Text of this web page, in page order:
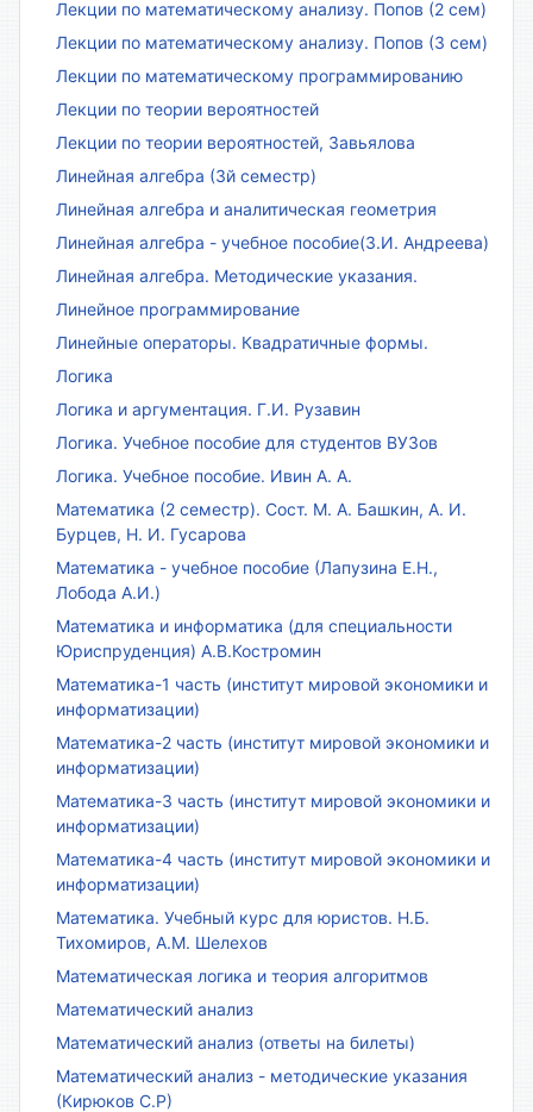
Лекции по математическому анализу. Попов (2 сем)
Лекции по математическому анализу. Попов (3 сем)
Лекции по математическому программированию
Лекции по теории вероятностей
Лекции по теории вероятностей, Завьялова
Линейная алгебра (3й семестр)
Линейная алгебра и аналитическая геометрия
Линейная алгебра - учебное пособие(З.И. Андреева)
Линейная алгебра. Методические указания.
Линейное программирование
Линейные операторы. Квадратичные формы.
Логика
Логика и аргументация. Г.И. Рузавин
Логика. Учебное пособие для студентов ВУЗов
Логика. Учебное пособие. Ивин А. А.
Математика (2 семестр). Сост. М. А. Башкин, А. И.
Бурцев, Н. И. Гусарова
Математика - учебное пособие (Лапузина Е.Н.,
Лобода А.И.)
Математика и информатика (для специальности
Юриспруденция) А.В.Костромин
Математика-1 часть (институт мировой экономики и
информатизации)
Математика-2 часть (институт мировой экономики и
информатизации)
Математика-3 часть (институт мировой экономики и
информатизации)
Математика-4 часть (институт мировой экономики и
информатизации)
Математика. Учебный курс для юристов. Н.Б.
Тихомиров, А.М. Шелехов
Математическая логика и теория алгоритмов
Математический анализ
Математический анализ (ответы на билеты)
Математический анализ - методические указания
(Кирюков С.Р)